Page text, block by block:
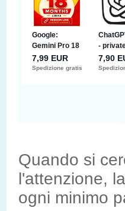
Quando si
l'attenzione,
ogni minimo